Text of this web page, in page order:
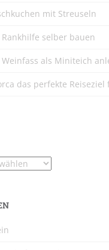
mit Streuseln
Rankhilfe selber bauen
Weinfass als Miniteich
das perfekte